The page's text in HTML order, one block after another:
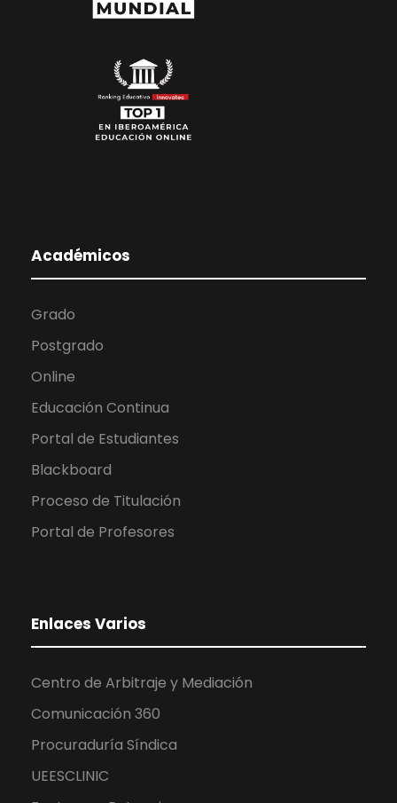
Académicos
Grado
Postgrado
Online
Educación Continua
Portal de Estudiantes
Blackboard
Proceso de Titulación
Portal de Profesores
Enlaces Varios
Centro de Arbitraje y Mediación
Comunicación 360
Procuraduría Síndica
UEESCLINIC